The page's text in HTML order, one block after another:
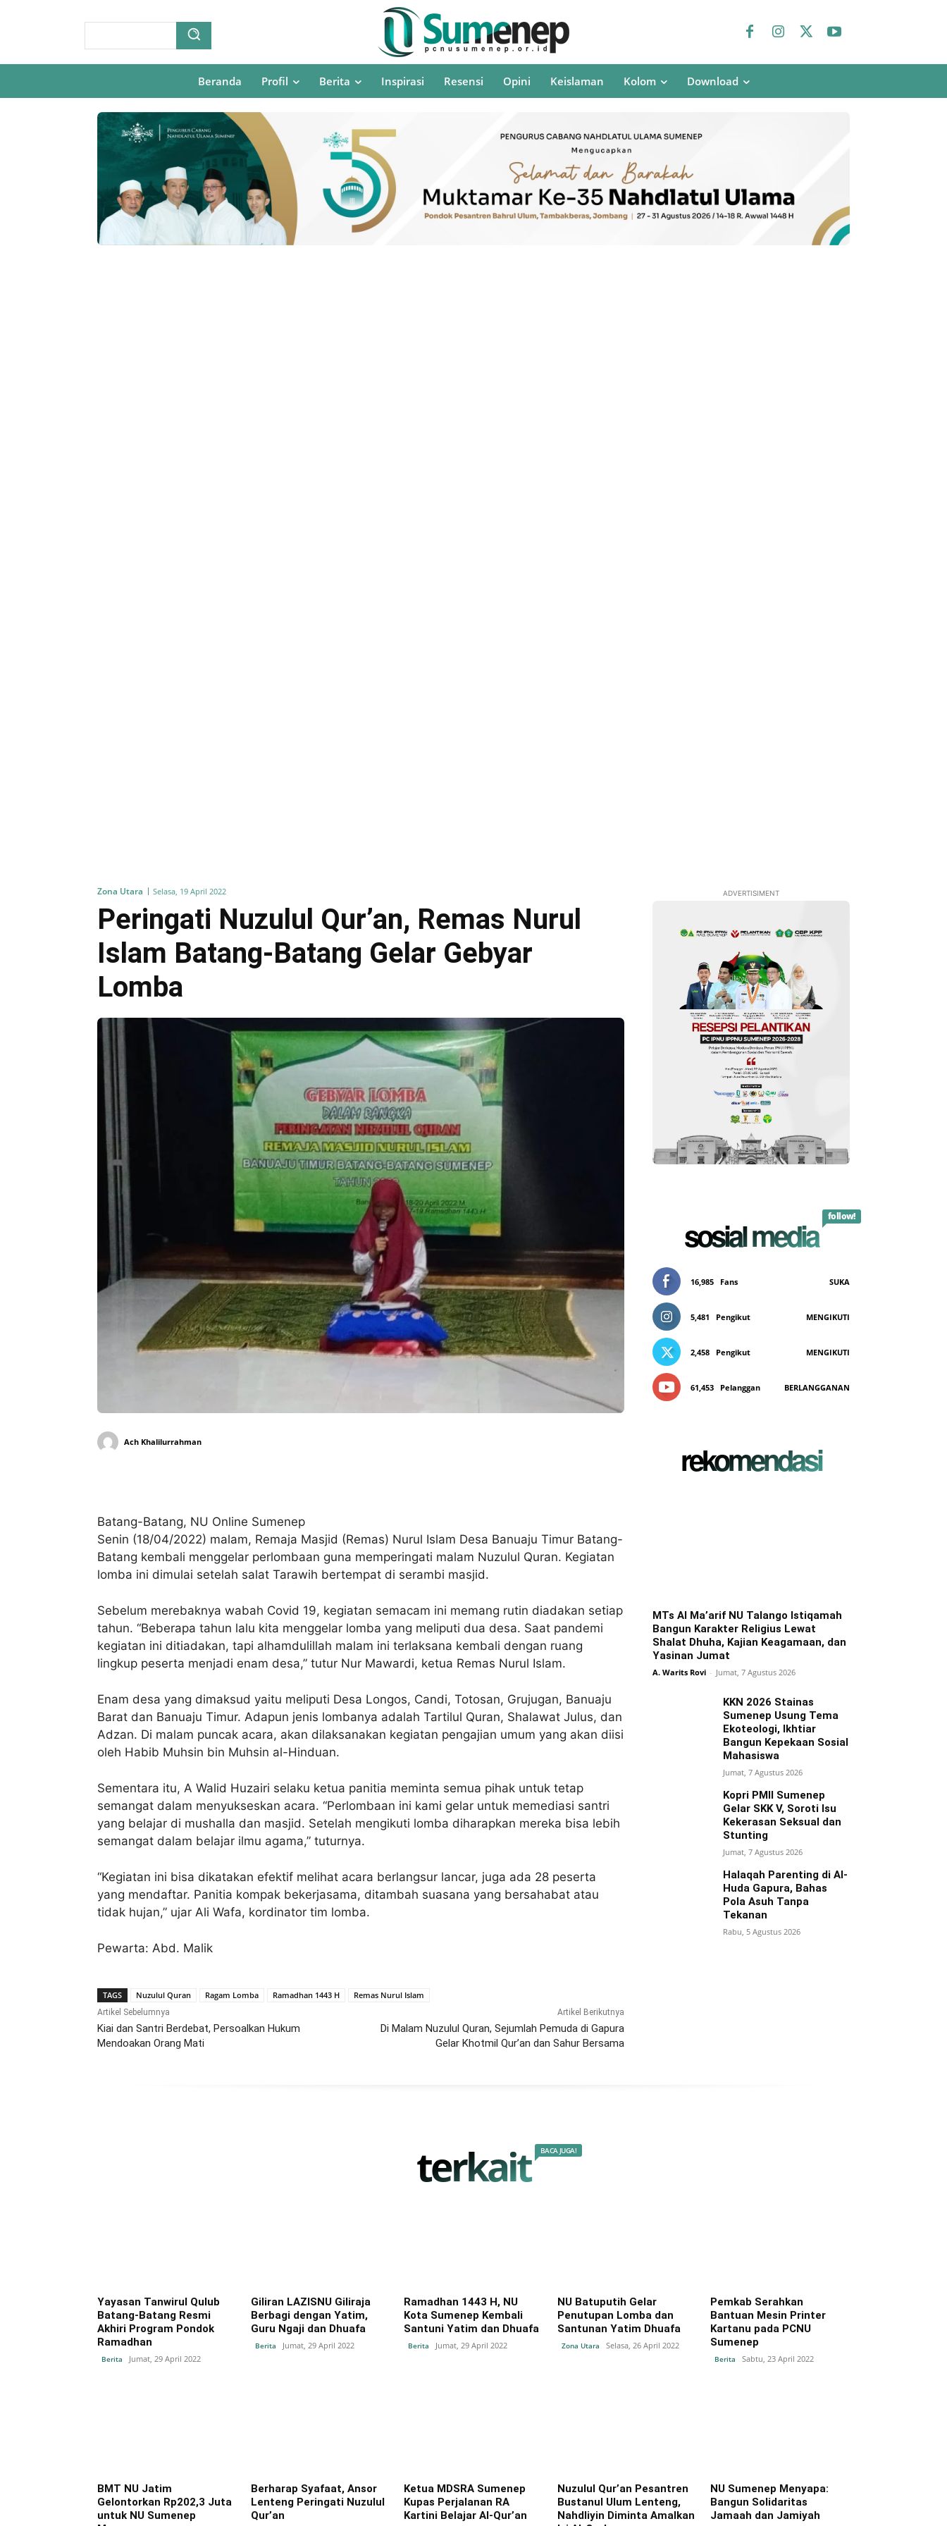
Beranda Profil Berita Inspirasi Resensi Opini Keislaman Kolom Download
Zona Utara Selasa, 19 April 2022
Peringati Nuzulul Qur’an, Remas Nurul
Islam Batang-Batang Gelar Gebyar
Lomba
Ach Khalilurrahman
Batang-Batang, NU Online Sumenep
Senin (18/04/2022) malam, Remaja Masjid (Remas) Nurul Islam Desa Banuaju Timur Batang-
Batang kembali menggelar perlombaan guna memperingati malam Nuzulul Quran. Kegiatan
lomba ini dimulai setelah salat Tarawih bertempat di serambi masjid.
Sebelum merebaknya wabah Covid 19, kegiatan semacam ini memang rutin diadakan setiap
tahun. “Beberapa tahun lalu kita menggelar lomba yang meliputi dua desa. Saat pandemi
kegiatan ini ditiadakan, tapi alhamdulillah malam ini terlaksana kembali dengan ruang
lingkup peserta menjadi enam desa,” tutur Nur Mawardi, ketua Remas Nurul Islam.
Enam desa yang dimaksud yaitu meliputi Desa Longos, Candi, Totosan, Grujugan, Banuaju
Barat dan Banuaju Timur. Adapun jenis lombanya adalah Tartilul Quran, Shalawat Julus, dan
Adzan. Di malam puncak acara, akan dilaksanakan kegiatan pengajian umum yang akan diisi
oleh Habib Muhsin bin Muhsin al-Hinduan.
Sementara itu, A Walid Huzairi selaku ketua panitia meminta semua pihak untuk tetap
semangat dalam menyukseskan acara. “Perlombaan ini kami gelar untuk memediasi santri
yang belajar di mushalla dan masjid. Setelah mengikuti lomba diharapkan mereka bisa lebih
semangat dalam belajar ilmu agama,” tuturnya.
“Kegiatan ini bisa dikatakan efektif melihat acara berlangsur lancar, juga ada 28 peserta
yang mendaftar. Panitia kompak bekerjasama, ditambah suasana yang bersahabat atau
tidak hujan,” ujar Ali Wafa, kordinator tim lomba.
Pewarta: Abd. Malik
TAGS Nuzulul Quran Ragam Lomba Ramadhan 1443 H Remas Nurul Islam
Artikel Sebelumnya
Kiai dan Santri Berdebat, Persoalkan Hukum
Mendoakan Orang Mati
Artikel Berikutnya
Di Malam Nuzulul Quran, Sejumlah Pemuda di Gapura
Gelar Khotmil Qur’an dan Sahur Bersama
ADVERTISIMENT
sosial media follow!
16,985 Fans SUKA
5,481 Pengikut MENGIKUTI
2,458 Pengikut MENGIKUTI
61,453 Pelanggan BERLANGGANAN
rekomendasi
MTs Al Ma’arif NU Talango Istiqamah
Bangun Karakter Religius Lewat
Shalat Dhuha, Kajian Keagamaan, dan
Yasinan Jumat
A. Warits Rovi - Jumat, 7 Agustus 2026
KKN 2026 Stainas
Sumenep Usung Tema
Ekoteologi, Ikhtiar
Bangun Kepekaan Sosial
Mahasiswa
Jumat, 7 Agustus 2026
Kopri PMII Sumenep
Gelar SKK V, Soroti Isu
Kekerasan Seksual dan
Stunting
Jumat, 7 Agustus 2026
Halaqah Parenting di Al-
Huda Gapura, Bahas
Pola Asuh Tanpa
Tekanan
Rabu, 5 Agustus 2026
terkait BACA JUGA!
Yayasan Tanwirul Qulub
Batang-Batang Resmi
Akhiri Program Pondok
Ramadhan
Berita Jumat, 29 April 2022
Giliran LAZISNU Giliraja
Berbagi dengan Yatim,
Guru Ngaji dan Dhuafa
Berita Jumat, 29 April 2022
Ramadhan 1443 H, NU
Kota Sumenep Kembali
Santuni Yatim dan Dhuafa
Berita Jumat, 29 April 2022
NU Batuputih Gelar
Penutupan Lomba dan
Santunan Yatim Dhuafa
Zona Utara Selasa, 26 April 2022
Pemkab Serahkan
Bantuan Mesin Printer
Kartanu pada PCNU
Sumenep
Berita Sabtu, 23 April 2022
BMT NU Jatim
Gelontorkan Rp202,3 Juta
untuk NU Sumenep
Berharap Syafaat, Ansor
Lenteng Peringati Nuzulul
Qur’an
Ketua MDSRA Sumenep
Kupas Perjalanan RA
Kartini Belajar Al-Qur’an
Nuzulul Qur’an Pesantren
Bustanul Ulum Lenteng,
Nahdliyin Diminta Amalkan
NU Sumenep Menyapa:
Bangun Solidaritas
Jamaah dan Jamiyah